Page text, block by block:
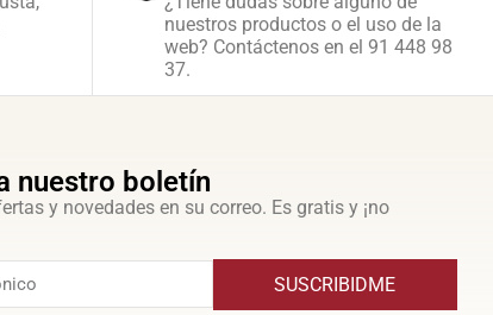
nuestros productos o el uso de la
web? Contáctenos en el 91 448 98
37.
nuestro boletín
y novedades en su correo. Es gratis y ¡no
SUSCRIBIDME